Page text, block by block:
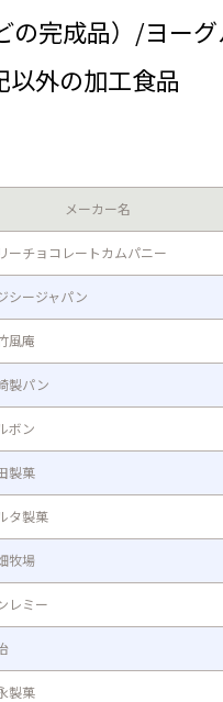
の完成品）/ヨー
外の加工食品
メーカー名
ーチョコレートカムパニー
シージャパン
風庵
製パン
ボン
製菓
タ製菓
牧場
レミー
製菓